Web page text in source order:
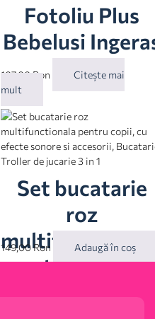
Fotoliu Plus
Bebelusi
107,00Ron
Citește mai
mult
Set bucatarie
roz
pentru copii,
efecte sonore
149,00Ron Adaugă în coș